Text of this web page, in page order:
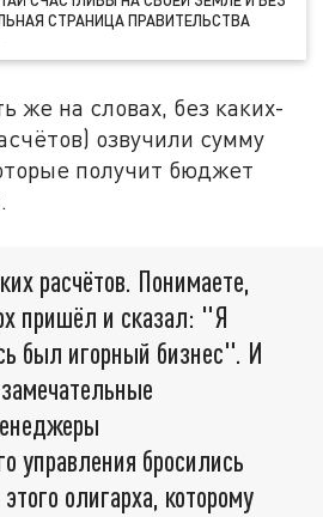
СТРАНИЦА ПРАВИТЕЛЬСТВА
же на словах, без каких-
озвучили сумму
получит бюджет
расчётов. Понимаете,
пришёл и сказал: "Я
был игорный бизнес". И
управления бросились
олигарха, которому